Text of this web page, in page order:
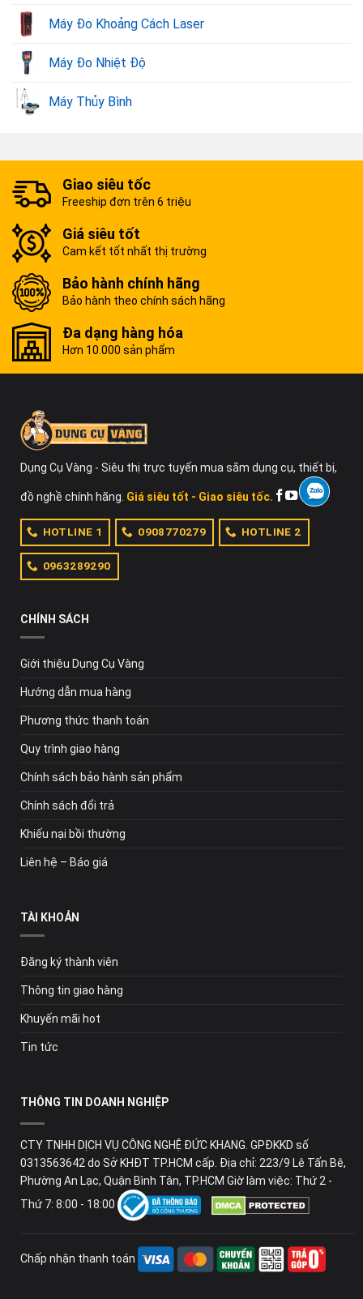
Máy Đo Khoảng Cách Laser
Máy Đo Nhiệt Độ
Máy Thủy Bình
Giao siêu tốc
Freeship đơn trên 6 triệu
Giá siêu tốt
Cam kết tốt nhất thị trường
Bảo hành chính hãng
Bảo hành theo chính sách hãng
Đa dạng hàng hóa
Hơn 10.000 sản phẩm
Dụng Cụ Vàng - Siêu thị trực tuyến mua sắm dụng cụ, thiết bị,
đồ nghề chính hãng. Giá siêu tốt - Giao siêu tốc.
HOTLINE 1 0908770279 HOTLINE 2
0963289290
CHÍNH SÁCH
Giới thiệu Dụng Cụ Vàng
Hướng dẫn mua hàng
Phương thức thanh toán
Quy trình giao hàng
Chính sách bảo hành sản phẩm
Chính sách đổi trả
Khiếu nại bồi thường
Liên hệ – Báo giá
TÀI KHOẢN
Đăng ký thành viên
Thông tin giao hàng
Khuyến mãi hot
Tin tức
THÔNG TIN DOANH NGHIỆP
CTY TNHH DỊCH VỤ CÔNG NGHỆ ĐỨC KHANG. GPĐKKD số
0313563642 do Sở KHĐT TP.HCM cấp. Địa chỉ: 223/9 Lê Tấn Bê,
Phường An Lạc, Quận Bình Tân, TP.HCM Giờ làm việc: Thứ 2 -
Thứ 7: 8:00 - 18:00
Chấp nhận thanh toán